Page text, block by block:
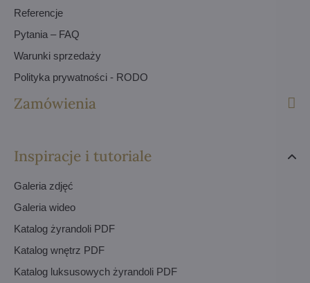
Referencje
Pytania – FAQ
Warunki sprzedaży
Polityka prywatności - RODO
Zamówienia
Inspiracje i tutoriale
Galeria zdjęć
Galeria wideo
Katalog żyrandoli PDF
Katalog wnętrz PDF
Katalog luksusowych żyrandoli PDF